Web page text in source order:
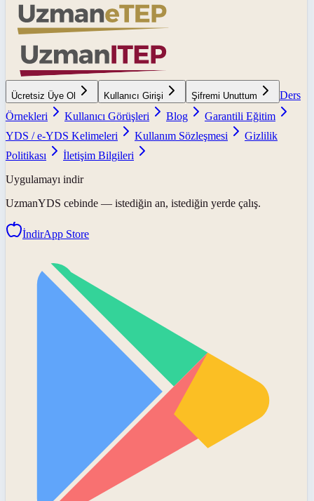
Ücretsiz Üye Ol Kullanıcı Girişi Şifremi Unuttum
Ders
Örnekleri
Kullanıcı Görüşleri Blog
Garantili Eğitim
YDS / e-YDS Kelimeleri
Kullanım Sözleşmesi
Gizlilik
Politikası
İletişim Bilgileri
Uygulamayı indir
UzmanYDS cebinde — istediğin an, istediğin yerde çalış.
İndirApp Store